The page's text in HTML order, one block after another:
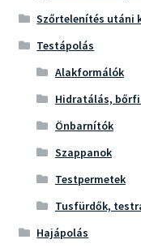
Szőrtelenítés utáni
Testápolás
Alakformálók
Hidratálás,
Önbarnítók
Szappanok
Testpermetek
Tusfürdők,
Hajápolás